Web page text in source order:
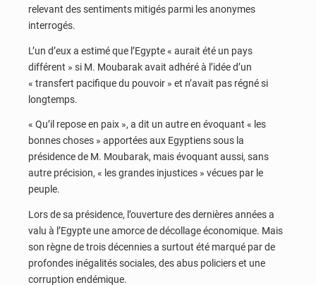
relevant des sentiments mitigés parmi les anonymes
interrogés.
L’un d’eux a estimé que l’Egypte « aurait été un pays
différent » si M. Moubarak avait adhéré à l’idée d’un
« transfert pacifique du pouvoir » et n’avait pas régné si
longtemps.
« Qu’il repose en paix », a dit un autre en évoquant « les
bonnes choses » apportées aux Egyptiens sous la
présidence de M. Moubarak, mais évoquant aussi, sans
autre précision, « les grandes injustices » vécues par le
peuple.
Lors de sa présidence, l’ouverture des dernières années a
valu à l’Egypte une amorce de décollage économique. Mais
son règne de trois décennies a surtout été marqué par de
profondes inégalités sociales, des abus policiers et une
corruption endémique.